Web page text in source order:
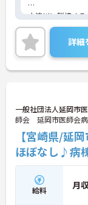
大淀川に隣接す
気持ちよく働け
ご興味がある方
せください。さ
詳細
一般社団法人延岡市
師会 延岡市医師会
【宮崎県/延
ほぼなし♪病
給料 月